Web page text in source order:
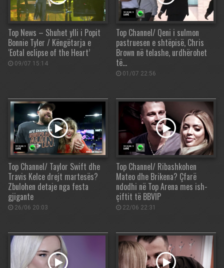
Top News – Shuhet ylli i Popit
Bonnie Tyler / Këngëtarja e
‘Eotal eclipse of the Heart’
09/07 15:14
Top Channel/ Qeni i sulmon
pastruesen e shtëpisë, Chris
Brown në telashe, urdhërohet
të…
01/07 22:56
Top Channel/ Taylor Swift dhe
Travis Kelce drejt martesës?
Zbulohen detaje nga festa
gjigante
26/06 20:03
Top Channel/ Ribashkohen
Mateo dhe Brikena? Çfarë
ndodhi në Top Arena mes ish-
çiftit të BBVIP
22/06 22:31